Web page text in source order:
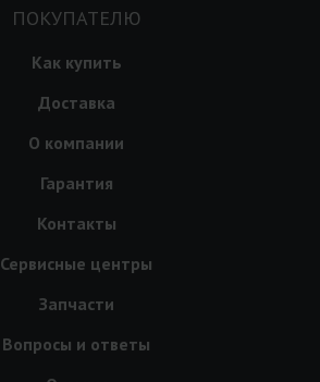
ПОКУПАТЕЛЮ
Как купить
Доставка
О компании
Гарантия
Контакты
Сервисные центры
Запчасти
Вопросы и ответы